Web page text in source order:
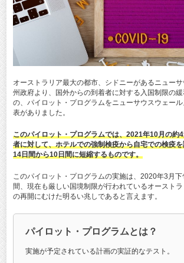
オーストラリア最大の都市、シドニーがあるニュー
州政府より、国外からの到着者に対する入国制限の
の、パイロット・プログラムをニューサウスウェー
表がありました。
このパイロット・プログラムでは、2021年10月の約
者に対して、ホテルでの強制検疫から自宅での検疫
14日間から10日間に短縮するものです。
このパイロット・プログラムの実施は、2020年3月
間、現在も厳しい国境制限が行われているオースト
の再開にむけた明るい兆しであると言えます。
パイロット・プログラムとは？
実施が予定されている計画の実証的なテスト。